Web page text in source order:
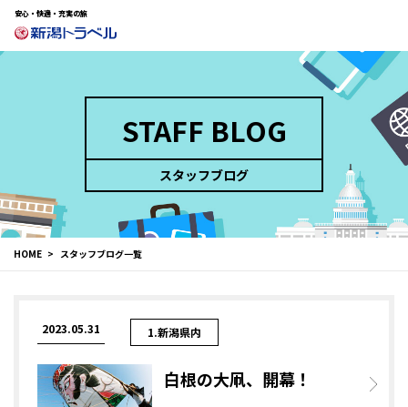
安心・快適・充実の旅
STAFF BLOG
スタッフブログ
HOME スタッフブログ一覧
2023.05.31 1.新潟県内
白根の大凧、開幕！